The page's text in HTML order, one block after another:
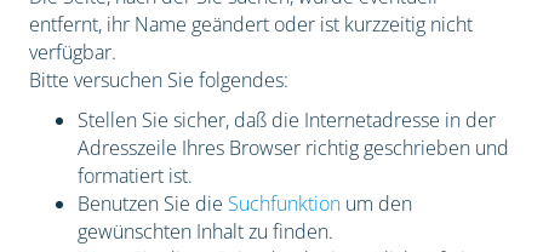
entfernt, ihr Name geändert oder ist kurzzeitig nicht
verfügbar.
Bitte versuchen Sie folgendes:
Stellen Sie sicher, daß die Internetadresse in der
Adresszeile Ihres Browser richtig geschrieben und
formatiert ist.
Benutzen Sie die Suchfunktionum den
gewünschten Inhalt zu finden.